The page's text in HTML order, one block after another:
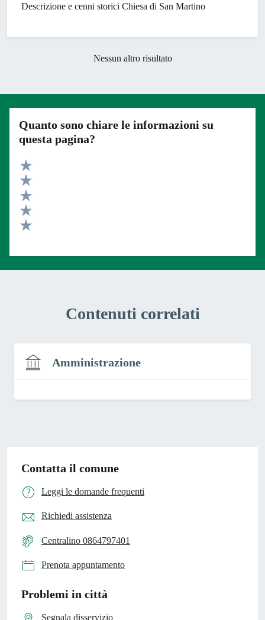
Descrizione e cenni storici Chiesa di San Martino
Nessun altro risultato
Quanto sono chiare le informazioni su
questa pagina?
Valuta 5 stelle su 5
Valuta 4 stelle su 5
Valuta 3 stelle su 5
Valuta 2 stelle su 5
Contenuti correlati
Amministrazione
Contatta il comune
Leggi le domande frequenti
Richiedi assistenza
Centralino 0864797401
Prenota appuntamento
Problemi in città
Segnala disservizio